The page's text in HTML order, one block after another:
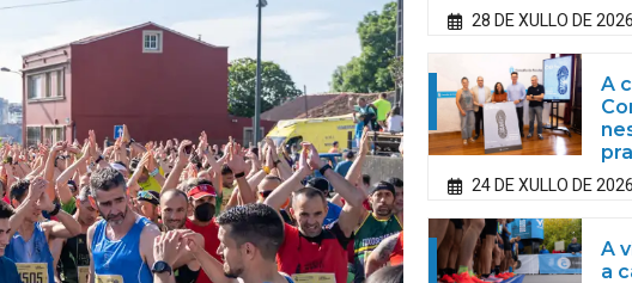
28 DE XULLO DE 2026
A
24 DE XULLO DE 2026
A
a